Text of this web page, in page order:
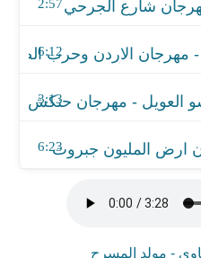
2:57
6:12
3:13
6:23
- مولد المسرح